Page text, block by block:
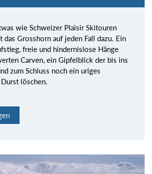
wie Schweizer Plaisir Skitouren
das Grosshorn auf jeden Fall dazu. Ein
freie und hindernislose Hänge
Carven, ein Gipfelblick der bis ins
zum Schluss noch ein uriges
löschen.